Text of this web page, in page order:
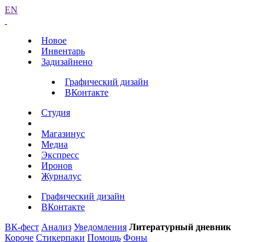
EN
Новое
Инвентарь
Задизайнено
Графический дизайн
ВКонтакте
Студия
Магазинус
Медиа
Экспресс
Иронов
Журналус
Графический дизайн
ВКонтакте
ВК-фест Анализ Уведомления Литературный дневник
Короче Стикерпаки Помощь Фоны